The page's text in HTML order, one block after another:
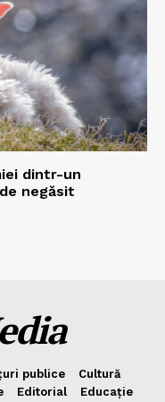
dintr-un
negăsit
publice
Cultură
Editorial
Educație